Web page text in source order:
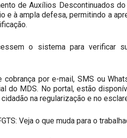
de Auxílios Descontinuados
e à ampla defesa, permitindo a
o sistema para verificar
por e-mail, SMS ou
do MDS. No portal, estão
na regularização e no
Veja o que muda para o